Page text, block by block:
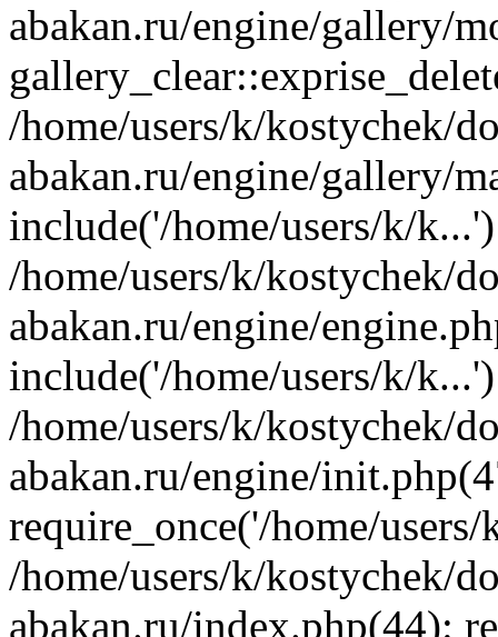
abakan.ru/engine/gallery/
/home/users/k/kostychek/
abakan.ru/engine/gallery/
include('/home/users/k/
/home/users/k/kostychek/
abakan.ru/engine/
include('/home/users/k/
/home/users/k/kostychek/
abakan.ru/engine/
require_once('/home/
/home/users/k/kostychek/
abakan.ru/index.php(44):